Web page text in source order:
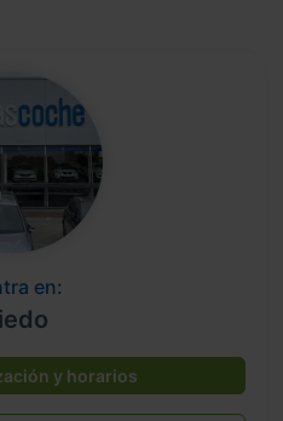
en:
y horarios